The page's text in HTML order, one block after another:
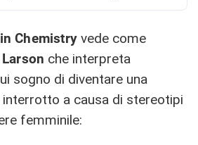
Chemistry vede come
che interpreta
sogno di diventare una
a causa di stereotipi
femminile: